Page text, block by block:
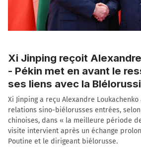
Xi Jinping reçoit
- Pékin met en avant le
ses liens avec la
Xi Jinping a reçu Alexandre
relations sino-biélorusses entrées,
chinoises, dans « la meilleure période
visite intervient après un échange
Poutine et le dirigeant biélorusse.